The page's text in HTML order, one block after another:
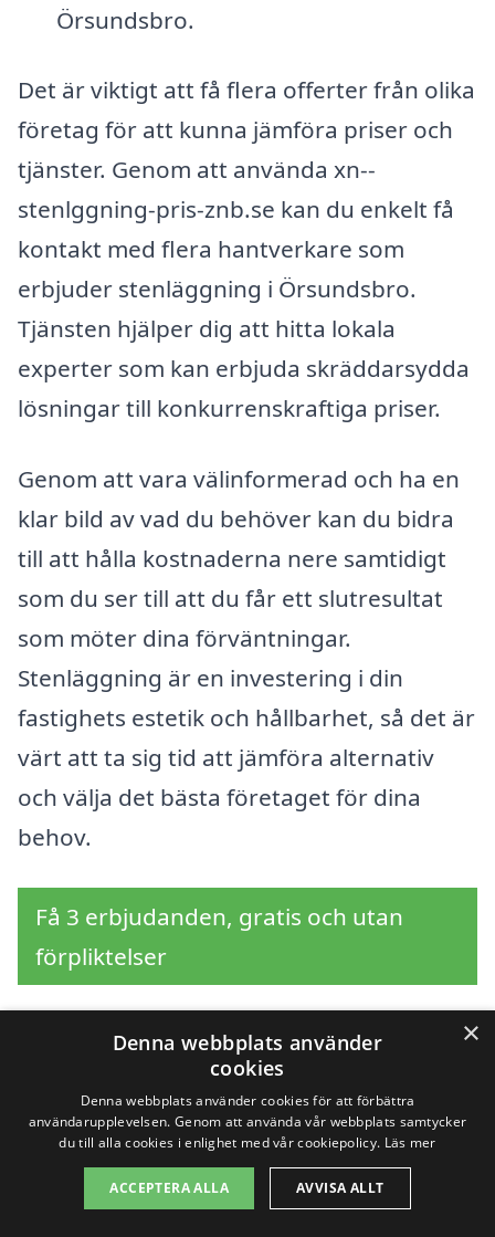
Örsundsbro.
Det är viktigt att få flera offerter från olika
företag för att kunna jämföra priser och
tjänster. Genom att använda xn--
stenlggning-pris-znb.se kan du enkelt få
kontakt med flera hantverkare som
erbjuder stenläggning i Örsundsbro.
Tjänsten hjälper dig att hitta lokala
experter som kan erbjuda skräddarsydda
lösningar till konkurrenskraftiga priser.
Genom att vara välinformerad och ha en
klar bild av vad du behöver kan du bidra
till att hålla kostnaderna nere samtidigt
som du ser till att du får ett slutresultat
som möter dina förväntningar.
Stenläggning är en investering i din
fastighets estetik och hållbarhet, så det är
värt att ta sig tid att jämföra alternativ
och välja det bästa företaget för dina
behov.
Få 3 erbjudanden, gratis och utan
förpliktelser
Sök efter en
professionell för
stenläggning i andra
×
Denna webbplats använder
cookies
Denna webbplats använder cookies för att förbättra
användarupplevelsen. Genom att använda vår webbplats samtycker
du till alla cookies i enlighet med vår cookiepolicy. Läs mer
ACCEPTERA ALLA AVVISA ALLT